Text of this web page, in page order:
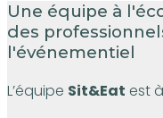
Une équipe à
des
l'événementiel
L’équipe Sit&Eat est